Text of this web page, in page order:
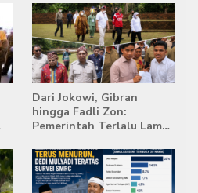
Singapura
Dari Jokowi, Gibran
hingga Fadli Zon:
Pemerintah Terlalu Lama
Stockpile Batu Bara Masih
Mengepung Candi Muaro
Jambi